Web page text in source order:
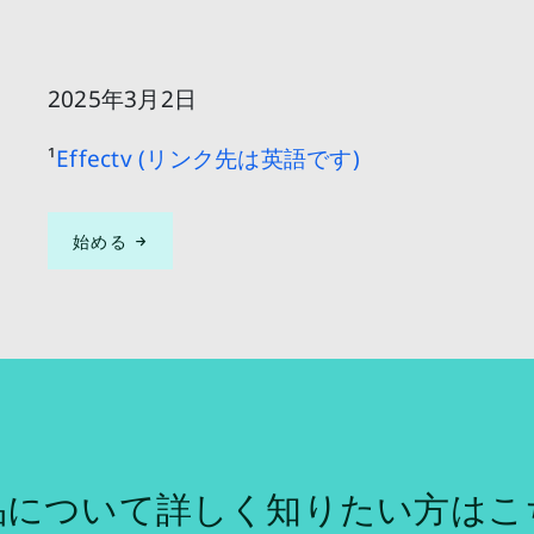
2025年3月2日
¹Effectv (リンク先は英語です)
始める
ついて詳しく知りたい方は